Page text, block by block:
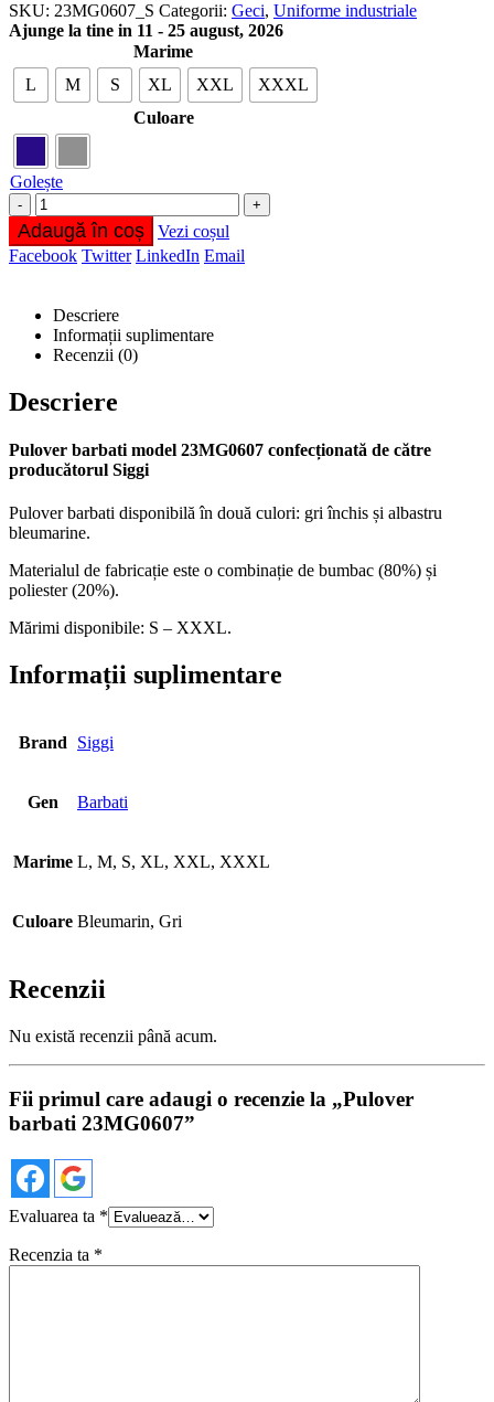
SKU: 23MG0607_S Categorii: Geci, Uniforme industriale
Ajunge la tine in 11 - 25 august, 2026
Marime
L
M S XL XXL
XXXL
Culoare
Golește
- +
Adaugă în coș
Vezi coșul
Facebook Twitter LinkedIn Email
Descriere
Informații suplimentare
Recenzii (0)
Descriere
Pulover barbati model 23MG0607 confecționată de către
producătorul Siggi
Pulover barbati disponibilă în două culori: gri închis și albastru
bleumarine.
Materialul de fabricație este o combinație de bumbac (80%) și
poliester (20%).
Mărimi disponibile: S – XXXL.
Informații suplimentare
Brand Siggi
Gen Barbati
Marime L, M, S, XL, XXL, XXXL
Culoare Bleumarin, Gri
Recenzii
Nu există recenzii până acum.
Fii primul care adaugi o recenzie la „Pulover
barbati 23MG0607”
Evaluarea ta *
Recenzia ta *